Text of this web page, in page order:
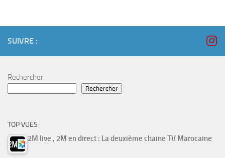
SUIVRE :
Rechercher
Rechercher
TOP VUES
2M live , 2M en direct : La deuxième chaine TV Marocaine